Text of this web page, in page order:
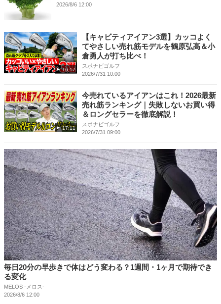
2026/8/6 12:00
16:17
【キャビティアイアン3選】カッコよく
てやさしい売れ筋モデルを鶴原弘高＆小
倉勇人が打ち比べ！
スポナビゴルフ
2026/7/31 10:00
17:11
今売れているアイアンはこれ！2026最新
売れ筋ランキング｜失敗しないお買い得
＆ロングセラーを徹底解説！
スポナビゴルフ
2026/7/31 09:00
毎日20分の早歩きで体はどう変わる？1週間・1ヶ月で期待でき
る変化
MELOS -メロス-
2026/8/6 12:00